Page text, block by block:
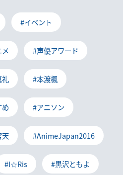
#イベント
#声優アワード
礼 #本渡楓
#アニソン
天 #AnimeJapan2016
#I☆Ris #黒沢ともよ